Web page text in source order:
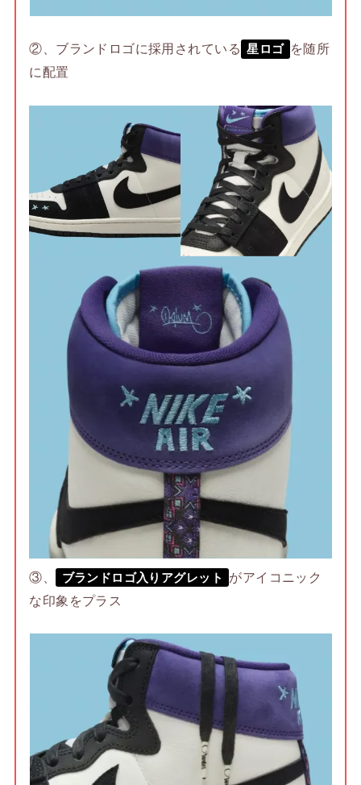
②、ブランドロゴに採用されている 星ロゴ を随所
に配置
③、 ブランドロゴ入りアグレット
がアイコニック
な印象をプラス